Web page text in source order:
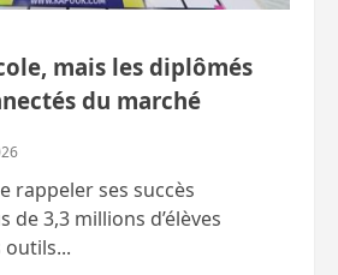
mais les diplômés
du marché
rappeler ses succès
de 3,3 millions d’élèves